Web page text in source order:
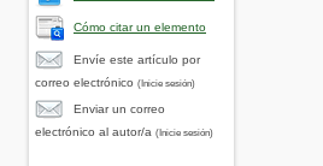
Cómo citar un elemento
Envíe este artículo por
correo electrónico (Inicie sesión)
Enviar un correo
electrónico al autor/a (Inicie sesión)